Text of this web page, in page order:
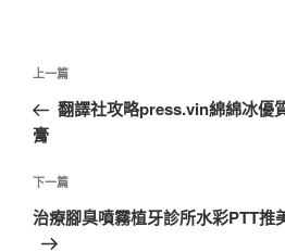
文
導
覽
上
一
篇
章
上一篇
翻譯社攻略press.vin綿綿冰優
膏
下
一
篇
下一篇
治療腳臭噴霧植牙診所水彩PTT推